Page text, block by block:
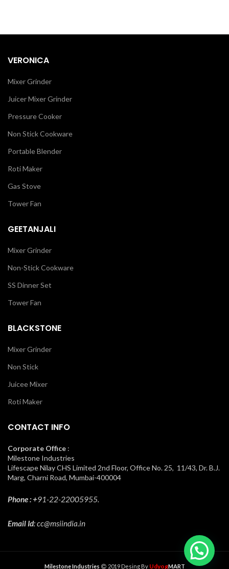
VERONICA
Mixer Grinder
Juicer Mixer Grinder
Pressure Cooker
Non Stick Cookware
Portable Blender
Roti Maker
Gas Stove
Tower Fan
GEETANJALI
Mixer Grinder
Non-Stick Cookware
SS Dinner Set
Tower Fan
BLACKSTONE
Mixer Grinder
Non Stick
Juicee Mixer
Roti Maker
CONTACT INFO
Corporate Office :
Milestone Industries
Lifescape Nilay CHS Limited 2nd Floor, Office No. 25, 11/43, Dr. B.J.
Marg, Charni Road, Mumbai-400004
Phone : +91-22-22005955.
Email Id: cc@msiindia.in
Milestone Industries 2019 Desing By UdyogMART